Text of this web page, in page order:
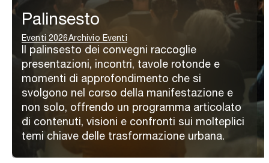
Palinsesto
Eventi 2026Archivio Eventi
Il palinsesto dei convegni raccoglie
presentazioni, incontri, tavole rotonde e
momenti di approfondimento che si
svolgono nel corso della manifestazione e
non solo, offrendo un programma articolato
di contenuti, visioni e confronti sui molteplici
temi chiave delle trasformazione urbana.